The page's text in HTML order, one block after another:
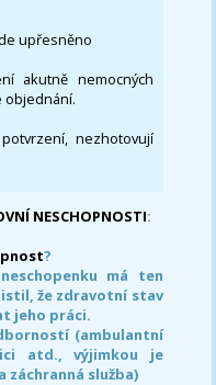
upřesněno
akutně nemocných
objednání.
nezhotovují
NESCHOPNOSTI:
?
má ten
že zdravotní stav
jeho práci.
(ambulantní
atd., výjimkou je
služba)